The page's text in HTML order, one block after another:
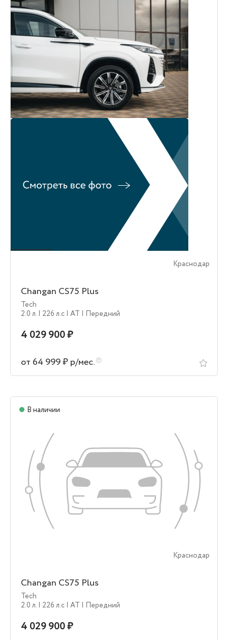
Краснодар
Changan CS75 Plus
Tech
2.0 л. | 226 л.c | AT | Передний
4 029 900 ₽
от 64 999 ₽ р/мес.
В наличии
Краснодар
Changan CS75 Plus
Tech
2.0 л. | 226 л.c | AT | Передний
4 029 900 ₽